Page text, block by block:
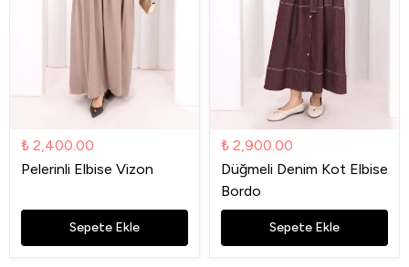
₺ 2,400.00
Pelerinli Elbise Vizon
Sepete Ekle
₺ 2,900.00
Düğmeli Denim Kot Elbise
Bordo
Sepete Ekle